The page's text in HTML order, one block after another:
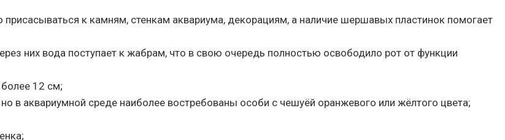
к камням, стенкам аквариума, декорациям, а наличие шершавых пластинок помогает
них вода поступает к жабрам, что в свою очередь полностью освободило рот от функции
12 см;
в аквариумной среде наиболее востребованы особи с чешуёй оранжевого или жёлтого цвета;